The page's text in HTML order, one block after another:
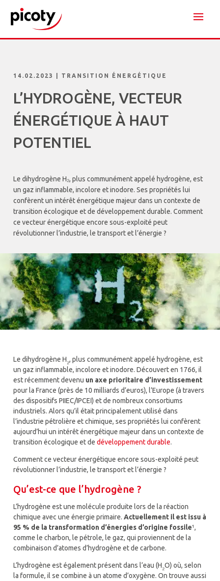
14.02.2023 TRANSITION ÉNERGÉTIQUE
L’HYDROGÈNE, VECTEUR
ÉNERGÉTIQUE À HAUT
POTENTIEL
Le dihydrogène H₂, plus communément appelé hydrogène, est
un gaz inflammable, incolore et inodore. Ses propriétés lui
confèrent un intérêt énergétique majeur dans un contexte de
transition écologique et de développement durable. Comment
ce vecteur énergétique encore sous-exploité peut
révolutionner l’industrie, le transport et l’énergie ?
Le dihydrogène H₂, plus communément appelé hydrogène, est
un gaz inflammable, incolore et inodore. Découvert en 1766, il
est récemment devenu un axe prioritaire d’investissement
pour la France (près de 10 milliards d’euros), l’Europe (à travers
des dispositifs PIIEC/IPCEI) et de nombreux consortiums
industriels. Alors qu’il était principalement utilisé dans
l’industrie pétrolière et chimique, ses propriétés lui confèrent
aujourd’hui un intérêt énergétique majeur dans un contexte de
transition écologique et dedéveloppement durable.
Comment ce vecteur énergétique encore sous-exploité peut
révolutionner l’industrie, le transport et l’énergie ?
Qu’est-ce que l’hydrogène ?
L’hydrogène est une molécule produite lors de la réaction
chimique avec une énergie primaire.Actuellement il est issu à
95 % de la transformation d’énergies d’origine fossile¹,
comme le charbon, le pétrole, le gaz, qui proviennent de la
combinaison d’atomes d’hydrogène et de carbone.
L’hydrogène est également présent dans l’eau (H₂O) où, selon
la formule, il se combine à un atome d’oxygène. On trouve aussi